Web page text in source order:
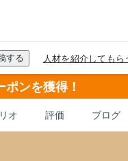
ンを獲得！
オ 評価 ブログ